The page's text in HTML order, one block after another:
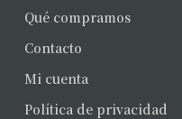
Qué compramos
Contacto
Mi cuenta
Política de privacidad